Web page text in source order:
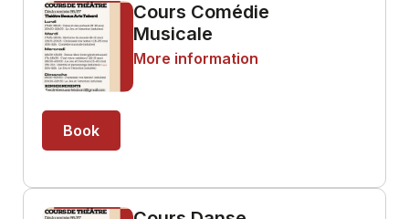
Cours Comédie
Musicale
More information
Book